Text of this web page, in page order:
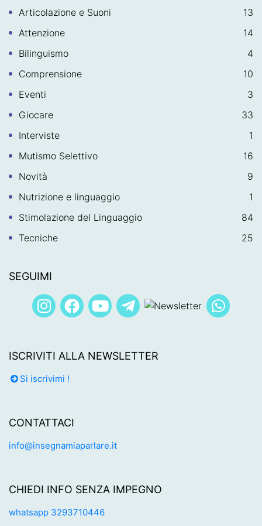
Articolazione e Suoni
13
Attenzione
14
Bilinguismo
4
Comprensione
10
Eventi
3
Giocare
33
Interviste
1
Mutismo Selettivo
16
Novità
9
Nutrizione e linguaggio
1
Stimolazione del Linguaggio
84
Tecniche
25
SEGUIMI
ISCRIVITI ALLA NEWSLETTER
Si iscrivimi !
CONTATTACI
info@insegnamiaparlare.it
CHIEDI INFO SENZA IMPEGNO
whatsapp 3293710446